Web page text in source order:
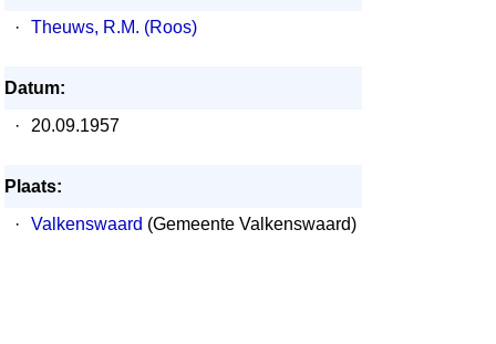
·
Theuws, R.M. (Roos)
Datum:
·
20.09.1957
Plaats:
·
Valkenswaard (Gemeente Valkenswaard)